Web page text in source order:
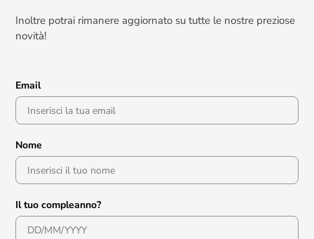
Inoltre potrai rimanere aggiornato su tutte le nostre preziose
novità!
Email
Nome
Il tuo compleanno?